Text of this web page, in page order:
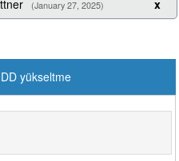
(January 27, 2025) x
yükseltme